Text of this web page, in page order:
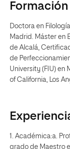
Formación
Doctora en
Madrid. Máster en
de Alcalá,
de
University (FIU) en
of California, Los
1. Académica:a.
grado de Maestro